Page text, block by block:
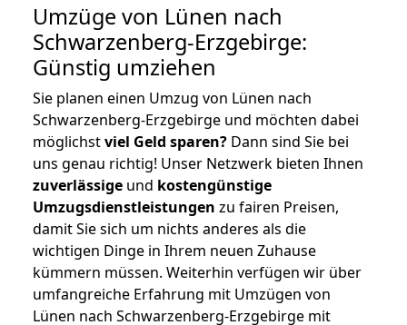
Umzüge von Lünen nach
Schwarzenberg-Erzgebirge:
Günstig umziehen
Sie planen einen Umzug von Lünen nach
Schwarzenberg-Erzgebirge und möchten dabei
möglichstviel Geld sparen? Dann sind Sie bei
uns genau richtig! Unser Netzwerk bieten Ihnen
zuverlässige und kostengünstige
Umzugsdienstleistungen zu fairen Preisen,
damit Sie sich um nichts anderes als die
wichtigen Dinge in Ihrem neuen Zuhause
kümmern müssen. Weiterhin verfügen wir über
umfangreiche Erfahrung mit Umzügen von
Lünen nach Schwarzenberg-Erzgebirge mit